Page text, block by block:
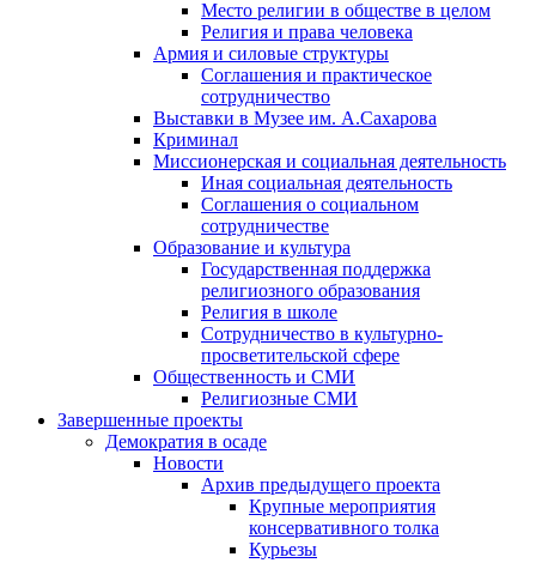
Место религии в обществе в целом
Религия и права человека
Армия и силовые структуры
Соглашения и практическое
сотрудничество
Выставки в Музее им. А.Сахарова
Криминал
Миссионерская и социальная деятельность
Иная социальная деятельность
Соглашения о социальном
сотрудничестве
Образование и культура
Государственная поддержка
религиозного образования
Религия в школе
Сотрудничество в культурно-
просветительской сфере
Общественность и СМИ
Религиозные СМИ
Завершенные проекты
Демократия в осаде
Новости
Архив предыдущего проекта
Крупные мероприятия
консервативного толка
Курьезы